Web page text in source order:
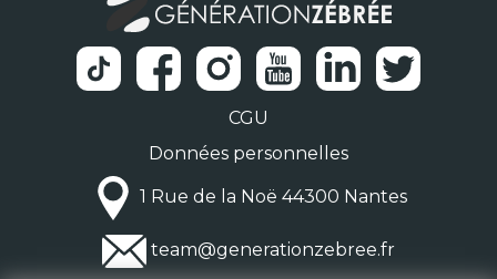
CGU
Données personnelles
1 Rue de la Noë 44300 Nantes
team@generationzebree.fr